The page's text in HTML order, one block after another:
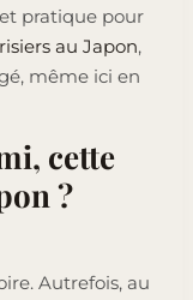
pratique pour
au Japon,
même ici en
cette
?
Autrefois, au